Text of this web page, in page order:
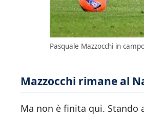
Pasquale Mazzocchi in
Mazzocchi rimane al
Ma non è finita qui.